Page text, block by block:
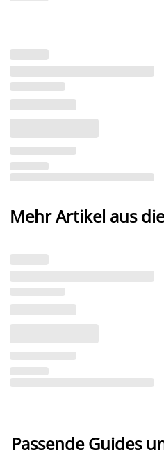
Mehr Artikel aus
Passende Guides